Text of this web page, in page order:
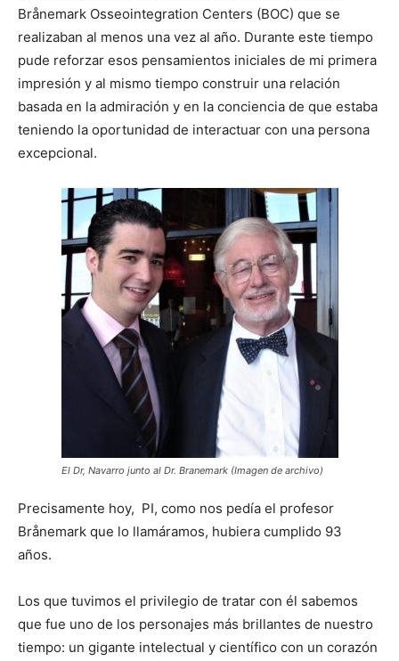
Brånemark Osseointegration Centers (BOC) que se
realizaban al menos una vez al año. Durante este tiempo
pude reforzar esos pensamientos iniciales de mi primera
impresión y al mismo tiempo construir una relación
basada en la admiración y en la conciencia de que estaba
teniendo la oportunidad de interactuar con una persona
excepcional.
El Dr, Navarro junto al Dr. Branemark (Imagen de archivo)
Precisamente hoy, PI, como nos pedía el profesor
Brånemark que lo llamáramos, hubiera cumplido 93
años.
Los que tuvimos el privilegio de tratar con él sabemos
que fue uno de los personajes más brillantes de nuestro
tiempo: un gigante intelectual y científico con un corazón